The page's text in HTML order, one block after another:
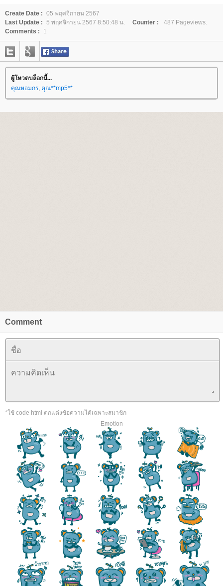
Create Date : 05 พฤศจิกายน 2567
Last Update : 5 พฤศจิกายน 2567 8:50:48 น. Counter :
487 Pageviews.
Comments :
1
ผู้โหวตบล็อกนี้...
คุณหอมกร, คุณ**mp5**
Comment
*ใช้ code html ตกแต่งข้อความได้เฉพาะสมาชิก
Emotion